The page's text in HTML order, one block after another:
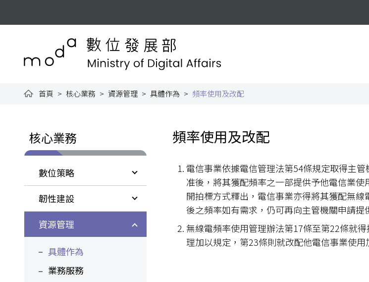
數位發展部全球資訊網
首頁 核心業務 資源管理 具體作為 頻率使用及改配
核心業務
數位策略
韌性建設
資源管理
具體作為
業務服務
頻率使用及改配
電信事業依據電信管理法第54條規定取得主
准後，將其獲配頻率之一部提供予他電信業
開拍標方式釋出，電信事業亦得將其獲配無
後之頻率如有需求，仍可再向主管機關申請提
無線電頻率使用管理辦法第17條至第22條就
理加以規定，第23條則就改配他電信事業使